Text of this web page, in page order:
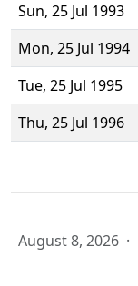
Sun, 25 Jul 1993
Mon, 25 Jul 1994
Tue, 25 Jul 1995
Thu, 25 Jul 1996
August 8, 2026